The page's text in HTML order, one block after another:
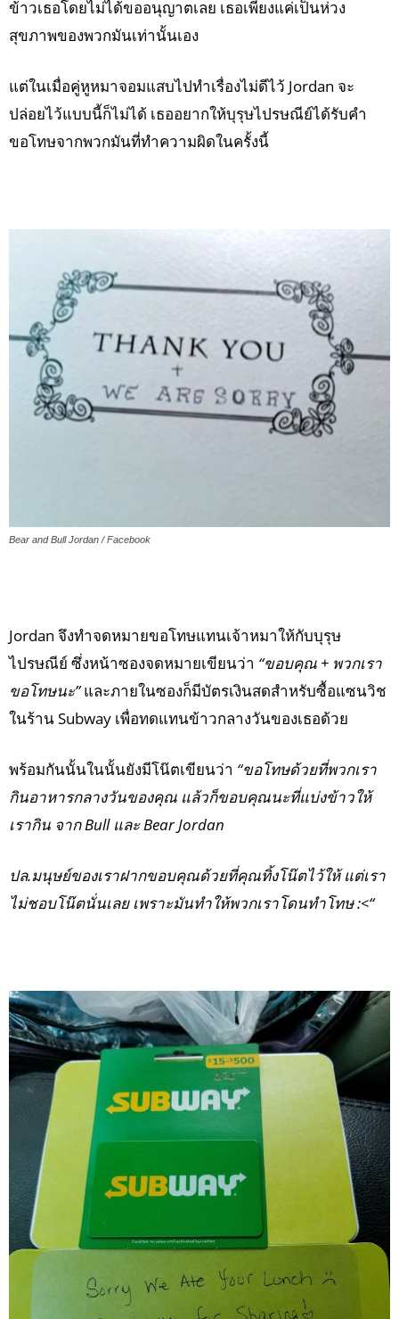
ข้าวเธอโดยไม่ได้ขออนุญาตเลย เธอเพียงแค่เป็นห่วง
สุขภาพของพวกมันเท่านั้นเอง
แต่ในเมื่อคู่หูหมาจอมแสบไปทำเรื่องไม่ดีไว้ Jordan จะ
ปล่อยไว้แบบนี้ก็ไม่ได้ เธออยากให้บุรุษไปรษณีย์ได้รับคำ
ขอโทษจากพวกมันที่ทำความผิดในครั้งนี้
Bear and Bull Jordan / Facebook
Jordan จึงทำจดหมายขอโทษแทนเจ้าหมาให้กับบุรุษ
ไปรษณีย์ ซึ่งหน้าซองจดหมายเขียนว่า “ขอบคุณ + พวกเรา
ขอโทษนะ”และภายในซองก็มีบัตรเงินสดสำหรับซื้อแซนวิช
ในร้าน Subway เพื่อทดแทนข้าวกลางวันของเธอด้วย
พร้อมกันนั้นในนั้นยังมีโน๊ตเขียนว่า “ขอโทษด้วยที่พวกเรา
กินอาหารกลางวันของคุณ แล้วก็ขอบคุณนะที่แบ่งข้าวให้
เรากิน จาก Bull และ Bear Jordan
ปล.มนุษย์ของเราฝากขอบคุณด้วยที่คุณทิ้งโน๊ตไว้ให้ แต่เรา
ไม่ชอบโน๊ตนั่นเลย เพราะมันทำให้พวกเราโดนทำโทษ :<“